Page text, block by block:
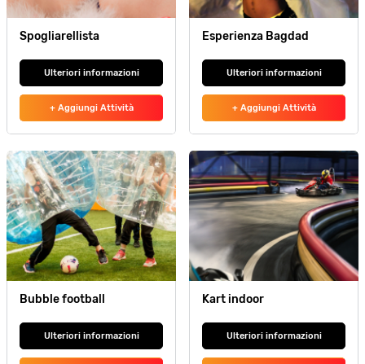
Spogliarellista
Ulteriori informazioni
+ Aggiungi Attività
Esperienza Bagdad
Ulteriori informazioni
+ Aggiungi Attività
Bubble football
Ulteriori informazioni
Kart indoor
Ulteriori informazioni